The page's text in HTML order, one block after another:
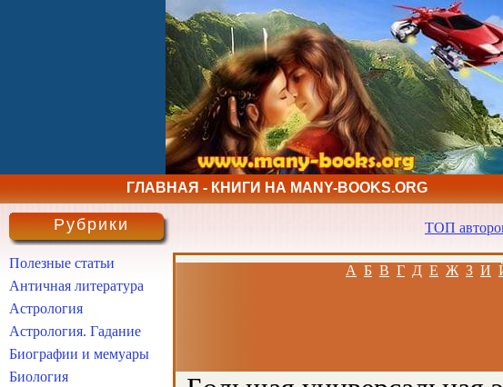
ГЛАВНАЯ - КНИГИ НА MANY-BOOKS.ORG
ТОП
А Б В Г Д Е Ж З И
Рубрики
Полезные статьи
Античная литература
Астрология
Астрология. Гадание
Биографии и мемуары
Биология